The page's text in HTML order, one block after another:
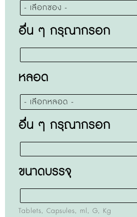
อื่น ๆ กรุณากรอก
หลอด
อื่น ๆ กรุณากรอก
ขนาดบรรจุ
Tablets, Capsules, ml, G, Kg